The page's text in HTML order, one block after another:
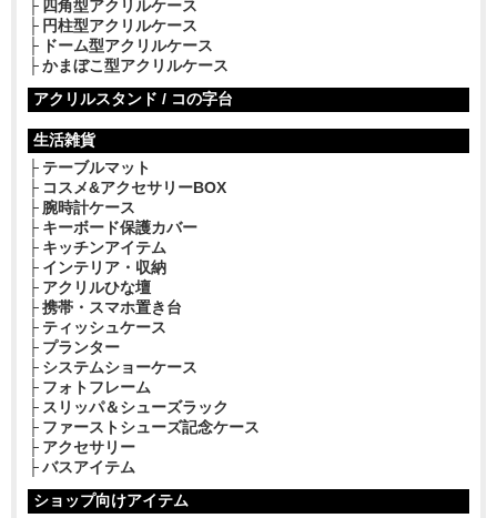
四角型アクリルケース
円柱型アクリルケース
ドーム型アクリルケース
かまぼこ型アクリルケース
アクリルスタンド / コの字台
生活雑貨
テーブルマット
コスメ&アクセサリーBOX
腕時計ケース
キーボード保護カバー
キッチンアイテム
インテリア・収納
アクリルひな壇
携帯・スマホ置き台
ティッシュケース
プランター
システムショーケース
フォトフレーム
スリッパ＆シューズラック
ファーストシューズ記念ケース
アクセサリー
バスアイテム
ショップ向けアイテム